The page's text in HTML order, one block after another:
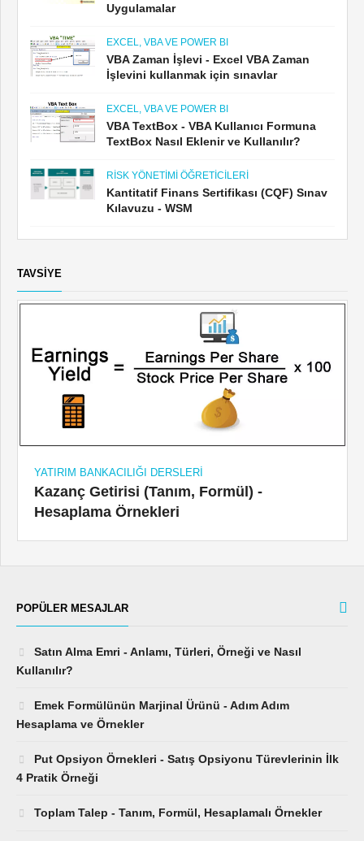
Uygulamalar
EXCEL, VBA VE POWER BI
VBA Zaman İşlevi - Excel VBA Zaman
İşlevini kullanmak için sınavlar
EXCEL, VBA VE POWER BI
VBA TextBox - VBA Kullanıcı Formuna
TextBox Nasıl Eklenir ve Kullanılır?
RISK YÖNETIMI ÖĞRETICILERI
Kantitatif Finans Sertifikası (CQF) Sınav
Kılavuzu - WSM
TAVSIYE
YATIRIM BANKACILIĞI DERSLERI
Kazanç Getirisi (Tanım, Formül) -
Hesaplama Örnekleri
POPÜLER MESAJLAR
Satın Alma Emri - Anlamı, Türleri, Örneği ve Nasıl
Kullanılır?
Emek Formülünün Marjinal Ürünü - Adım Adım
Hesaplama ve Örnekler
Put Opsiyon Örnekleri - Satış Opsiyonu Türevlerinin İlk
4 Pratik Örneği
Toplam Talep - Tanım, Formül, Hesaplamalı Örnekler